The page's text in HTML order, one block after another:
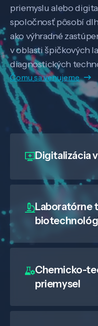
priemyslu alebo
spoločnosť pôsobí
ako výhradné
v oblasti špičkových
diagnostických
Čomu sa venujeme
Digitalizácia
Laboratórne
Chemicko-
priemysel